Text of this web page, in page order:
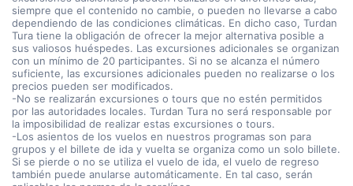
siempre que el contenido no cambie, o pueden no llevarse a cabo
dependiendo de las condiciones climáticas. En dicho caso, Turdan
Tura tiene la obligación de ofrecer la mejor alternativa posible a
sus valiosos huéspedes. Las excursiones adicionales se organizan
con un mínimo de 20 participantes. Si no se alcanza el número
suficiente, las excursiones adicionales pueden no realizarse o los
precios pueden ser modificados.
-No se realizarán excursiones o tours que no estén permitidos
por las autoridades locales. Turdan Tura no será responsable por
la imposibilidad de realizar estas excursiones o tours.
-Los asientos de los vuelos en nuestros programas son para
grupos y el billete de ida y vuelta se organiza como un solo billete.
Si se pierde o no se utiliza el vuelo de ida, el vuelo de regreso
también puede anularse automáticamente. En tal caso, serán